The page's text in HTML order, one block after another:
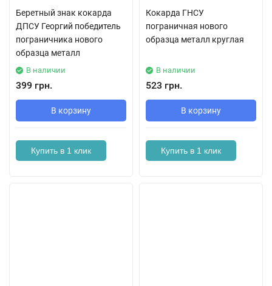
Беретный знак кокарда
ДПСУ Георгий победитель
пограничника нового
образца металл
В наличии
399 грн.
В корзину
Купить в 1 клик
Кокарда ГНСУ
пограничная нового
образца металл круглая
В наличии
523 грн.
В корзину
Купить в 1 клик